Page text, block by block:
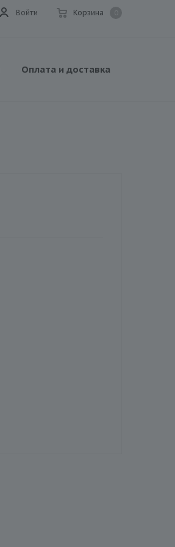
Корзина
Войти
Оплата и доставка